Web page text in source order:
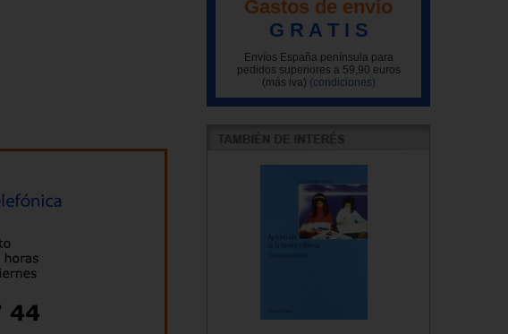
Gastos de envío
G R A T I S
Envíos España península para
pedidos superiores a 59,90 euros
(más iva) (condiciones)